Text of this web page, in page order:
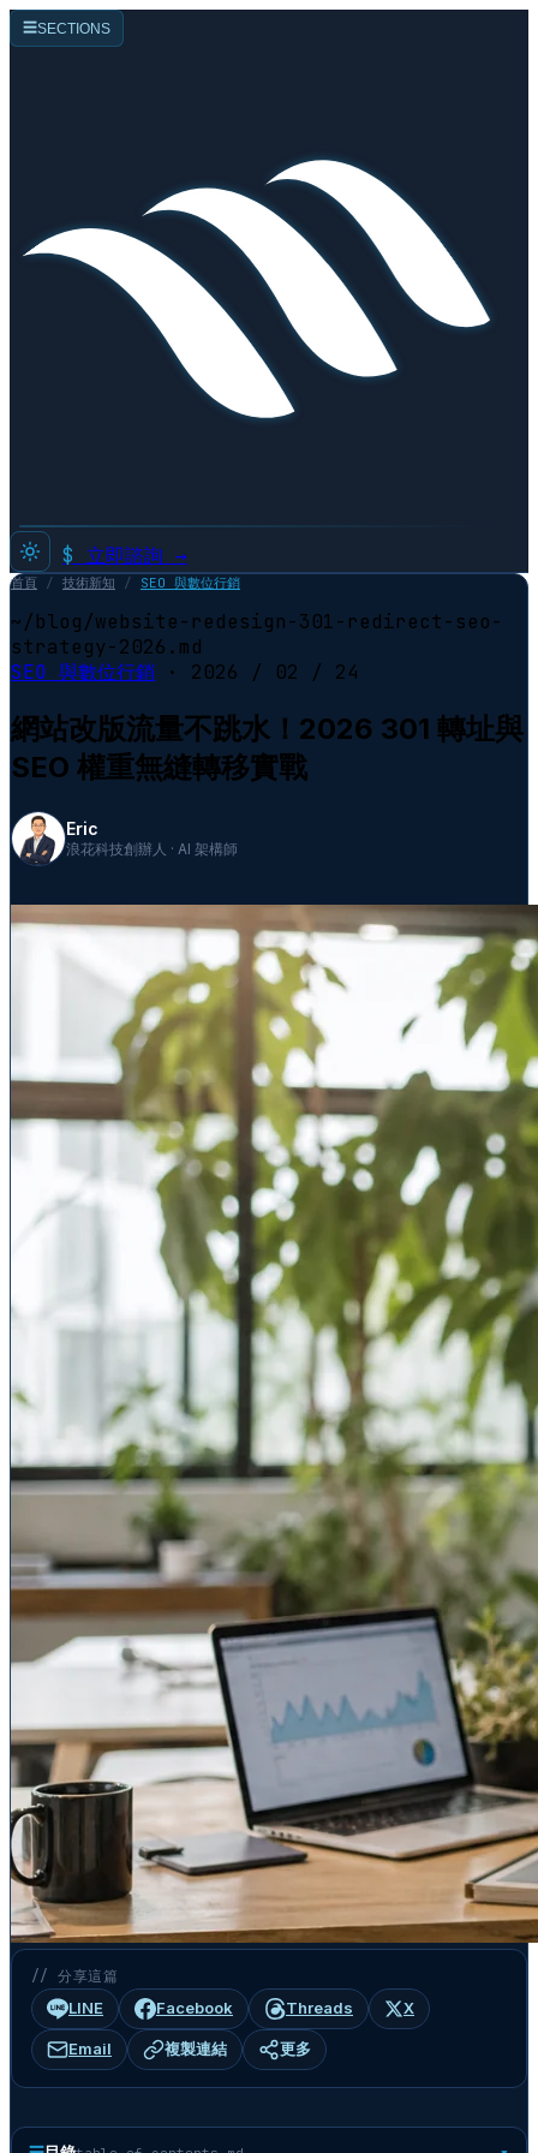
☰SECTIONS
$ 立即諮詢 →
首頁 / 技術新知 / SEO 與數位行銷
~/blog/website-redesign-301-redirect-seo-
strategy-2026.md
SEO 與數位行銷 · 2026 / 02 / 24
網站改版流量不跳水！2026 301 轉址與
SEO 權重無縫轉移實戰
Eric
浪花科技創辦人 · AI 架構師
// 分享這篇
LINE Facebook Threads X
Email 複製連結 更多